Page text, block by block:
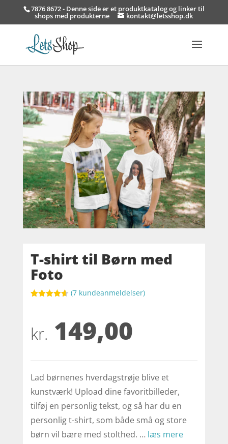
7876 8672 - Denne side er et produktkatalog og linker til
shops med produkterne kontakt@letsshop.dk
T-shirt til Børn med
Foto
baseret på
kundebedø
mmelser
(7 kundeanmeldelser)
kr. 149,00
Lad børnenes hverdagstrøje blive et
kunstværk! Upload dine favoritbilleder,
tilføj en personlig tekst, og så har du en
personlig t-shirt, som både små og store
børn vil bære med stolthed. … læs mere